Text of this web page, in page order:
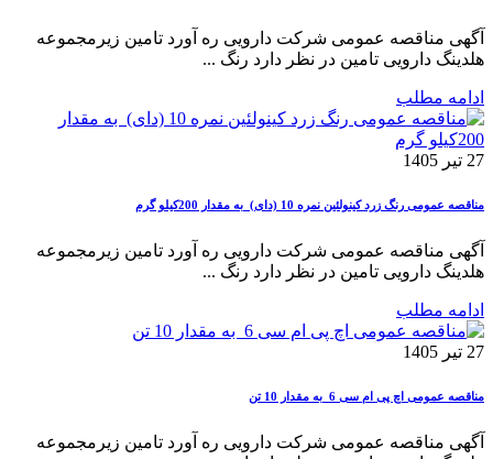
آگهی مناقصه عمومی شرکت دارویی ره آورد تامین زیرمجموعه
هلدینگ دارویی تامین در نظر دارد رنگ ...
ادامه مطلب
27 تیر 1405
مناقصه عمومی رنگ زرد کینولئین نمره 10 (دای) به مقدار 200کیلو گرم
آگهی مناقصه عمومی شرکت دارویی ره آورد تامین زیرمجموعه
هلدینگ دارویی تامین در نظر دارد رنگ ...
ادامه مطلب
27 تیر 1405
مناقصه عمومی اچ پی ام سی 6 به مقدار 10 تن
آگهی مناقصه عمومی شرکت دارویی ره آورد تامین زیرمجموعه